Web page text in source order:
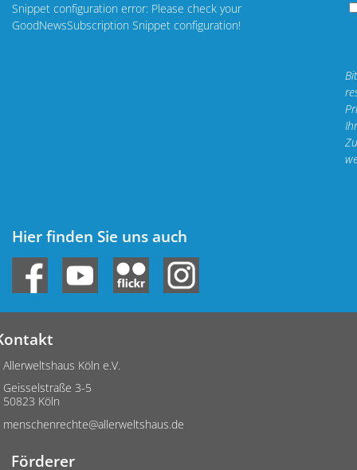
Snippet configuration error: Please check your
GoodNewsSubscription Snippet configuration!
Hier finden Sie uns auch
Allerweltshaus Köln e.V.
Geisselstraße 3-5
50823 Köln
menschenrechte@allerweltshaus.de
Förderer